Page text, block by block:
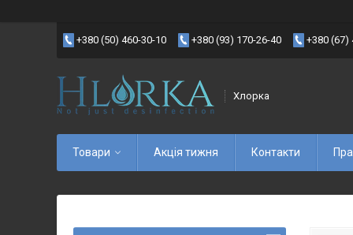
+380 (50) 460-30-10 +380 (93) 170-26-40 +380 (67)
Хлорка
Товари Акція тижня Контакти